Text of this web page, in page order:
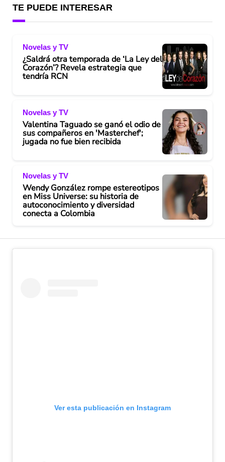
TE PUEDE INTERESAR
Novelas y TV
¿Saldrá otra temporada de ‘La Ley del
Corazón’? Revela estrategia que
tendría RCN
Novelas y TV
Valentina Taguado se ganó el odio de
sus compañeros en 'Masterchef';
jugada no fue bien recibida
Novelas y TV
Wendy González rompe estereotipos
en Miss Universe: su historia de
autoconocimiento y diversidad
conecta a Colombia
Ver esta publicación en Instagram